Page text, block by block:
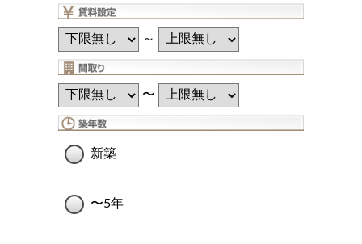
～
〜
新築
〜5年